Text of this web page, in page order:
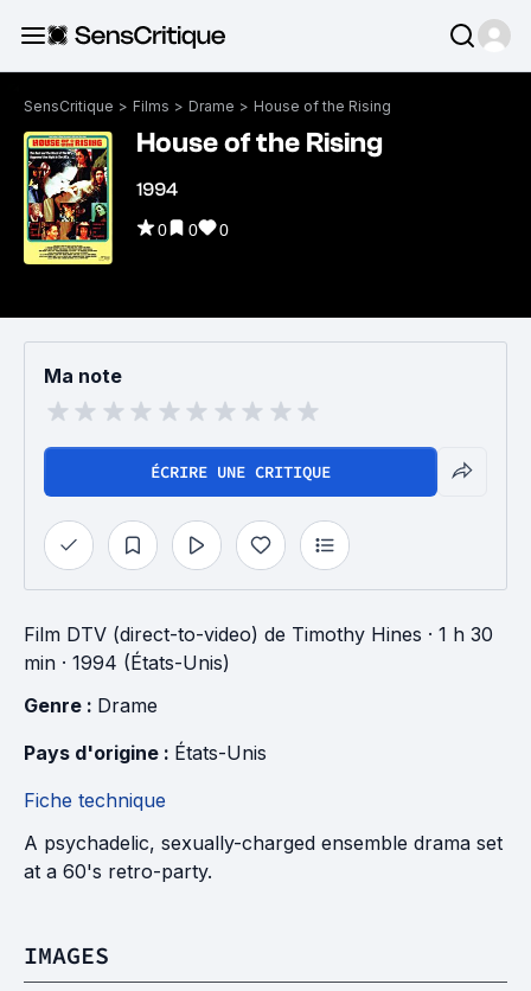
SensCritique > Films > Drame > House of the Rising
House of the Rising
1994
0 0 0
Ma note
ÉCRIRE UNE CRITIQUE
Film DTV (direct-to-video) de Timothy Hines · 1 h 30
min · 1994 (États-Unis)
Genre : Drame
Pays d'origine : États-Unis
Fiche technique
A psychadelic, sexually-charged ensemble drama set
at a 60's retro-party.
IMAGES